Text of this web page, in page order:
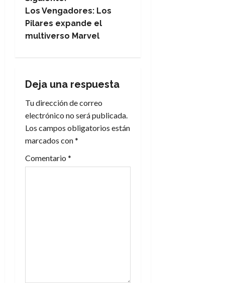
g
a
i
ó
n
e
Los Vengadores: Los
Pilares expande el
multiverso Marvel
Deja una respuesta
Tu dirección de correo
electrónico no será publicada.
Los campos obligatorios están
marcados con*
Comentario *